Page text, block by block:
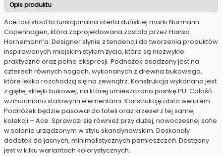
Opis produktu
Ace footstool to funkcjonalna oferta duńskiej marki Normann
Copenhagen, która zaprojektowana została przez Hansa
Hornemann’a. Designer słynie z tendencji do tworzenia produktów
inspirowanych miejskim stylem życia, które są niezwykle
praktyczne oraz pełne ekspresji. Podnożek osadzony jest na
czterech równych nogach, wykonanych z drewna bukowego,
które lekko rozchodzą się na zewnątrz. Konstrukcja wykonana jest
z giętej sklejki bukowej, na której umieszczono piankę PU. Całość
wzmocniono stalowymi elementami. Konstrukcję obito welurem.
Podnóżek będzie pasował do foteli oraz krzeseł z tej samej
kolekcji – Ace. Sprawdzi się również przy dużej, nowoczesnej sofie
w salonie urządzonym w stylu skandynawskim. Doskonały
dodatek do jasnych, minimalistycznych pomieszczeń. Dostępny
jest w kilku wariantach kolorystycznych.